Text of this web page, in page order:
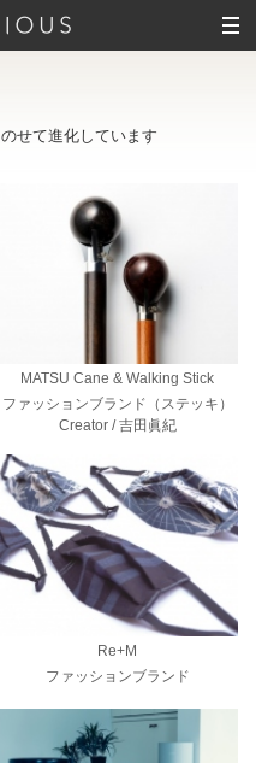
せて進化しています
MATSU Cane & Walking Stick
ファッションブランド（ステッキ）
Creator / 吉田眞紀
Re+M
ファッションブランド